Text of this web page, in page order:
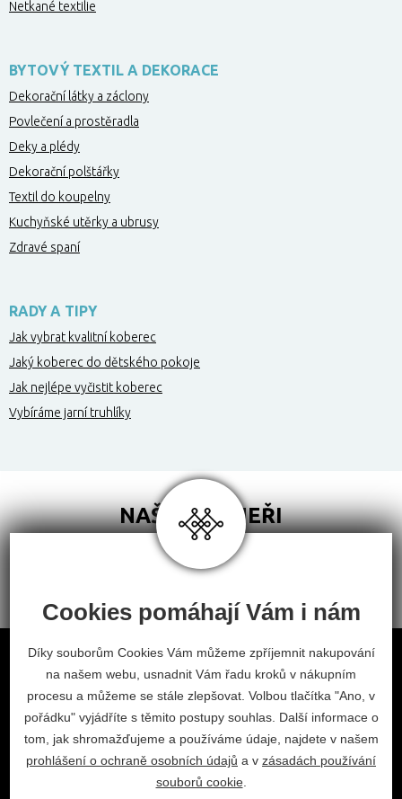
Netkané textilie
BYTOVÝ TEXTIL A DEKORACE
Dekorační látky a záclony
Povlečení a prostěradla
Deky a plédy
Dekorační polštářky
Textil do koupelny
Kuchyňské utěrky a ubrusy
Zdravé spaní
RADY A TIPY
Jak vybrat kvalitní koberec
Jaký koberec do dětského pokoje
Jak nejlépe vyčistit koberec
Vybíráme jarní truhlíky
NAŠI PARTNEŘI
Obchodní podmínky
Odstoupení od smlouvy
Nastavení cookies
facebookinstagram
2026 © Habitat, a.s.
Cookies pomáhají Vám i nám
Díky souborům Cookies Vám můžeme zpříjemnit nakupování
na našem webu, usnadnit Vám řadu kroků v nákupním
procesu a můžeme se stále zlepšovat. Volbou tlačítka "Ano, v
pořádku" vyjádříte s těmito postupy souhlas. Další informace o
tom, jak shromažďujeme a používáme údaje, najdete v našem
prohlášení o ochraně osobních údajů a v zásadách používání
souborů cookie.